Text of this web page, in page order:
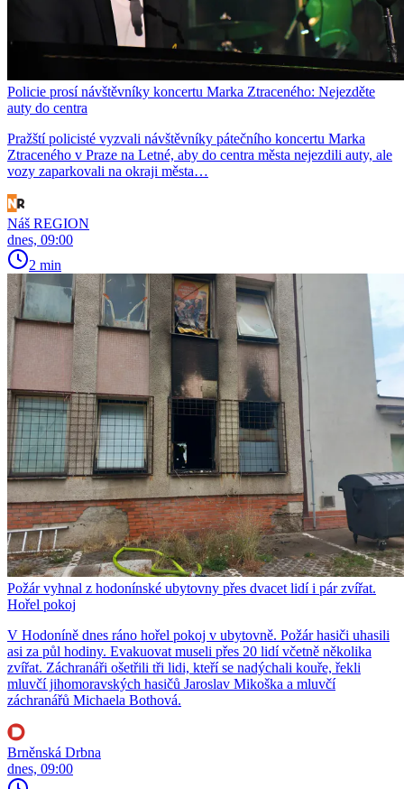
Policie prosí návštěvníky koncertu Marka Ztraceného: Nejezděte
auty do centra
Pražští policisté vyzvali návštěvníky pátečního koncertu Marka
Ztraceného v Praze na Letné, aby do centra města nejezdili auty, ale
vozy zaparkovali na okraji města…
Náš REGION
dnes, 09:00
2 min
Požár vyhnal z hodonínské ubytovny přes dvacet lidí i pár zvířat.
Hořel pokoj
V Hodoníně dnes ráno hořel pokoj v ubytovně. Požár hasiči uhasili
asi za půl hodiny. Evakuovat museli přes 20 lidí včetně několika
zvířat. Záchranáři ošetřili tři lidi, kteří se nadýchali kouře, řekli
mluvčí jihomoravských hasičů Jaroslav Mikoška a mluvčí
záchranářů Michaela Bothová.
Brněnská Drbna
dnes, 09:00